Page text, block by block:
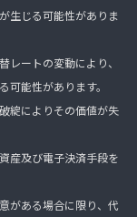
生じる可能性がありま
ートの変動により、
能性があります。
綻によりその価値が失
産及び電子決済手段を
がある場合に限り、代